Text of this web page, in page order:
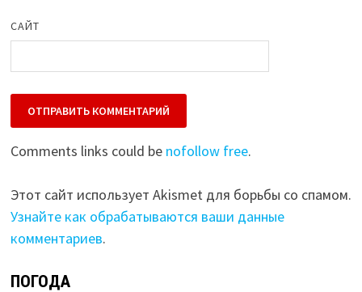
САЙТ
Comments links could be nofollow free.
Этот сайт использует Akismet для борьбы со спамом.
Узнайте как обрабатываются ваши данные
комментариев.
ПОГОДА